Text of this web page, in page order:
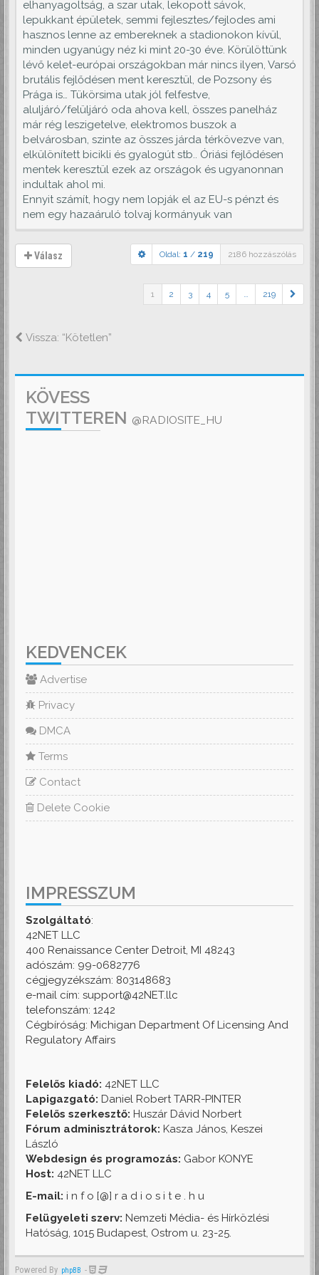
elhanyagoltság, a szar utak, lekopott sávok,
lepukkant épületek, semmi fejlesztes/fejlodes ami
hasznos lenne az embereknek a stadionokon kívül,
minden ugyanúgy néz ki mint 20-30 éve. Körülöttünk
lévő kelet-európai országokban már nincs ilyen, Varsó
brutális fejlődésen ment keresztül, de Pozsony és
Prága is… Tükörsima utak jól felfestve,
aluljáró/felüljáró oda ahova kell, összes panelház
már rég leszigetelve, elektromos buszok a
belvárosban, szinte az összes járda térkövezve van,
elkülönített bicikli és gyalogút stb.. Óriási fejlődésen
mentek keresztül ezek az országok és ugyanonnan
indultak ahol mi.
Ennyit számít, hogy nem lopják el az EU-s pénzt és
nem egy hazaáruló tolvaj kormányuk van
Válasz Oldal: 1 / 219 2186 hozzászólás
1 2 3 4 5 … 219
Vissza: “Kötetlen”
KÖVESS
TWITTEREN @RADIOSITE_HU
KEDVENCEK
Advertise
Privacy
DMCA
Terms
Contact
Delete Cookie
IMPRESSZUM
Szolgáltató:
42NET LLC
400 Renaissance Center Detroit, MI 48243
adószám: 99-0682776
cégjegyzékszám: 803148683
e-mail cím: support@42NET.llc
telefonszám: 1242
Cégbíróság: Michigan Department Of Licensing And
Regulatory Affairs
Felelős kiadó: 42NET LLC
Lapigazgató: Daniel Robert TARR-PINTER
Felelős szerkesztő: Huszár Dávid Norbert
Fórum adminisztrátorok: Kasza János, Keszei
László
Webdesign és programozás: Gabor KONYE
Host: 42NET LLC
E-mail: i n f o [@] r a d i o s i t e . h u
Felügyeleti szerv: Nemzeti Média- és Hírközlési
Hatóság, 1015 Budapest, Ostrom u. 23-25.
Powered By phpBB -